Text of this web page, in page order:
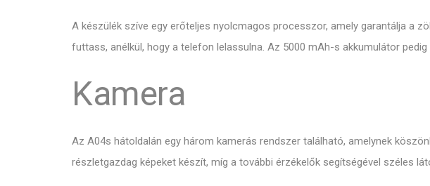
A készülék szíve egy erőteljes nyolcmagos processzor, amely garantálja a
futtass, anélkül, hogy a telefon lelassulna. Az 5000 mAh-s akkumulátor
Kamera
Az A04s hátoldalán egy három kamerás rendszer található, amelynek
részletgazdag képeket készít, míg a további érzékelők segítségével széles